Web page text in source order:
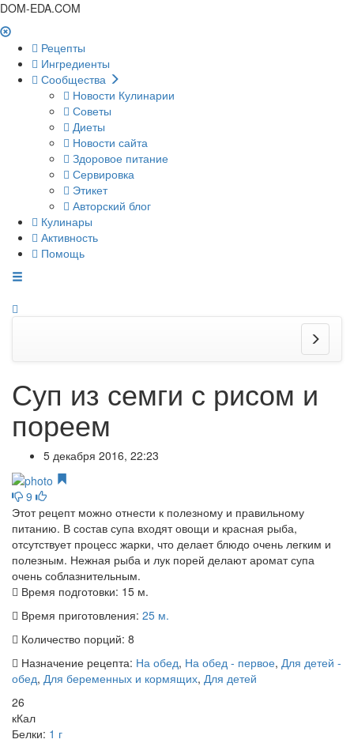
DOM-EDA.COM
Рецепты
Ингредиенты
Сообщества
Новости Кулинарии
Советы
Диеты
Новости сайта
Здоровое питание
Сервировка
Этикет
Авторский блог
Кулинары
Активность
Помощь
Суп из семги с рисом и
пореем
5 декабря 2016, 22:23
9
Этот рецепт можно отнести к полезному и правильному
питанию. В состав супа входят овощи и красная рыба,
отсутствует процесс жарки, что делает блюдо очень легким и
полезным. Нежная рыба и лук порей делают аромат супа
очень соблазнительным.
Время подготовки: 15 м.
Время приготовления: 25 м.
Количество порций: 8
Назначение рецепта: На обед, На обед - первое, Для детей -
обед, Для беременных и кормящих, Для детей
26
кКал
Белки: 1 г